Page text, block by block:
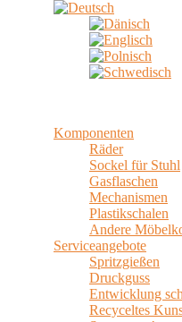
Komponenten
Räder
Sockel für Stuhl
Gasflaschen
Mechanismen
Plastikschalen
Andere
Serviceangebote
Spritzgießen
Druckguss
Entwicklung
Recyceltes